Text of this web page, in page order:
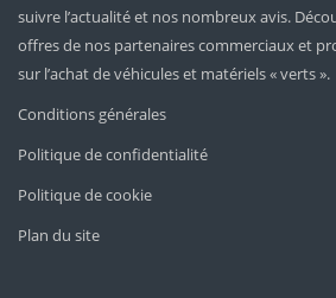
suivre l’actualité et nos nombreux avis.
offres de nos partenaires commerciaux et
sur l’achat de véhicules et matériels « verts ».
Conditions générales
Politique de confidentialité
Politique de cookie
Plan du site